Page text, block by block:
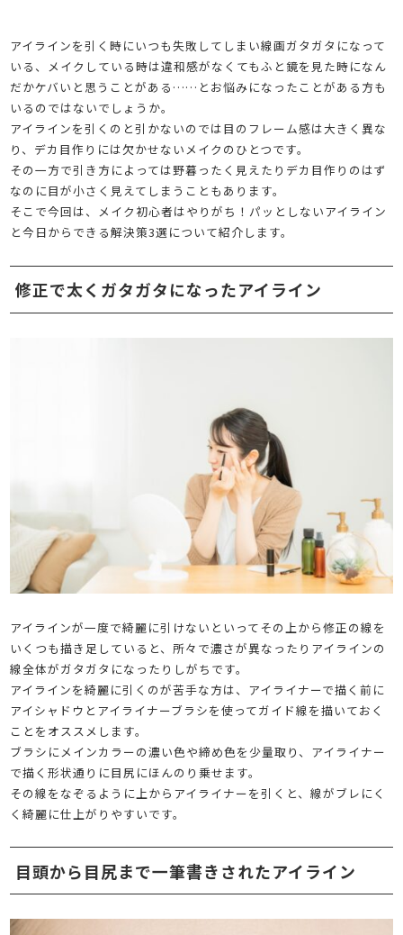
アイラインを引く時にいつも失敗してしまい線画ガタガタになって
いる、メイクしている時は違和感がなくてもふと鏡を見た時になん
だかケバいと思うことがある……とお悩みになったことがある方も
いるのではないでしょうか。
アイラインを引くのと引かないのでは目のフレーム感は大きく異な
り、デカ目作りには欠かせないメイクのひとつです。
その一方で引き方によっては野暮ったく見えたりデカ目作りのはず
なのに目が小さく見えてしまうこともあります。
そこで今回は、メイク初心者はやりがち！パッとしないアイライン
と今日からできる解決策3選について紹介します。
修正で太くガタガタになったアイライン
アイラインが一度で綺麗に引けないといってその上から修正の線を
いくつも描き足していると、所々で濃さが異なったりアイラインの
線全体がガタガタになったりしがちです。
アイラインを綺麗に引くのが苦手な方は、アイライナーで描く前に
アイシャドウとアイライナーブラシを使ってガイド線を描いておく
ことをオススメします。
ブラシにメインカラーの濃い色や締め色を少量取り、アイライナー
で描く形状通りに目尻にほんのり乗せます。
その線をなぞるように上からアイライナーを引くと、線がブレにく
く綺麗に仕上がりやすいです。
目頭から目尻まで一筆書きされたアイライン